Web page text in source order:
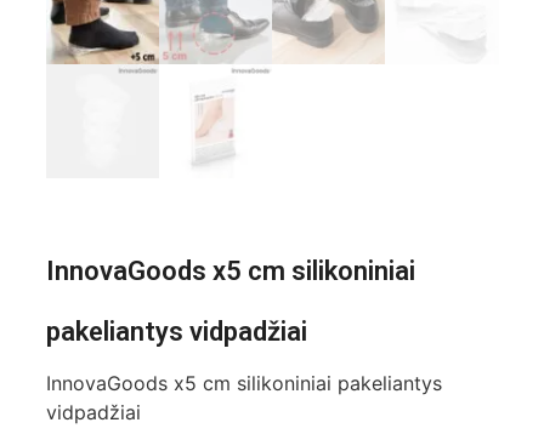
InnovaGoods x5 cm silikoniniai
pakeliantys vidpadžiai
InnovaGoods x5 cm silikoniniai pakeliantys
vidpadžiai